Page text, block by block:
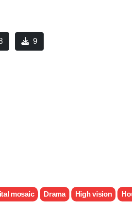
9
mosaic Drama High vision